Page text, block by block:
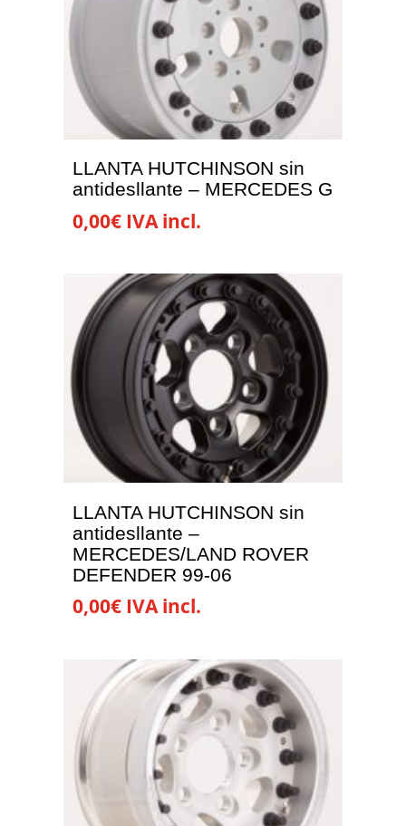
LLANTA HUTCHINSON sin
antidesllante – MERCEDES G
0,00€ IVA incl.
LLANTA HUTCHINSON sin
antidesllante –
MERCEDES/LAND ROVER
DEFENDER 99-06
0,00€ IVA incl.